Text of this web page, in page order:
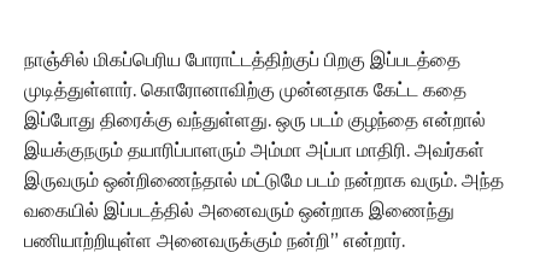
நாஞ்சில் மிகப்பெரிய போராட்டத்திற்குப் பிறகு இப்படத்தை
முடித்துள்ளார். கொரோனாவிற்கு முன்னதாக கேட்ட கதை
இப்போது திரைக்கு வந்துள்ளது. ஒரு படம் குழந்தை என்றால்
இயக்குநரும் தயாரிப்பாளரும் அம்மா அப்பா மாதிரி. அவர்கள்
இருவரும் ஒன்றிணைந்தால் மட்டுமே படம் நன்றாக வரும். அந்த
வகையில் இப்படத்தில் அனைவரும் ஒன்றாக இணைந்து
பணியாற்றியுள்ள அனைவருக்கும் நன்றி” என்றார்.